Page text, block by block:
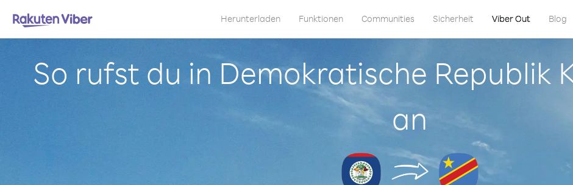
Herunterladen Funktionen Communities Sicherheit Viber Out Blog
So rufst du in Demokratische Republik
an